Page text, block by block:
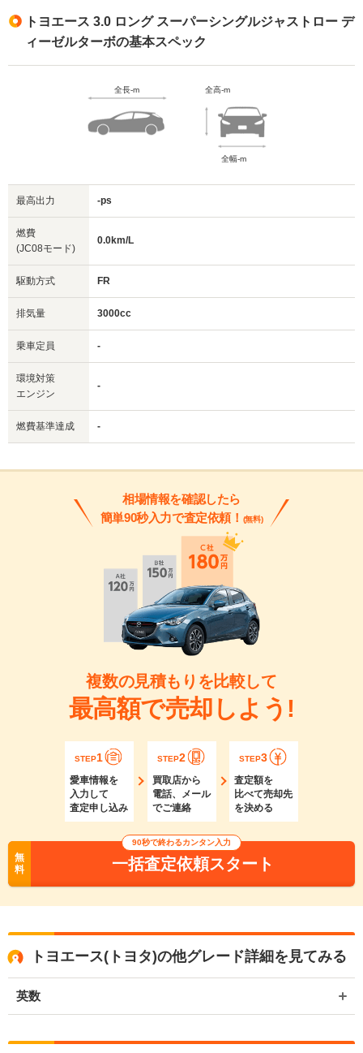
トヨエース 3.0 ロング スーパーシングルジャストロー デ
ィーゼルターボの基本スペック
全長-m 全高-m
全幅-m
最高出力 -ps
燃費
(JC08モード)
0.0km/L
駆動方式 FR
排気量 3000cc
乗車定員 -
環境対策
エンジン
-
燃費基準達成 -
相場情報を確認したら
簡単90秒入力で査定依頼！ (無料)
複数の見積もりを比較して
最高額で売却しよう!
STEP1
愛車情報を
入力して
査定申し込み
STEP2
買取店から
電話、メール
でご連絡
STEP3
査定額を
比べて売却先
を決める
無
料
90秒で終わるカンタン入力
一括査定依頼スタート
トヨエース(トヨタ)の他グレード詳細を見てみる
英数